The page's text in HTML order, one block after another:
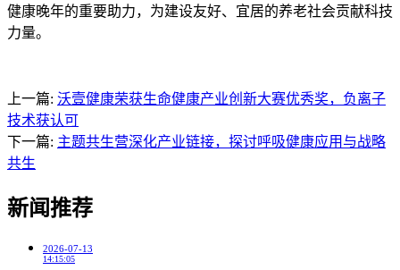
健康晚年的重要助力，为建设友好、宜居的养老社会贡献科技
力量。
上一篇: 沃壹健康荣获生命健康产业创新大赛优秀奖，负离子
技术获认可
下一篇: 主题共生营深化产业链接，探讨呼吸健康应用与战略
共生
新闻推荐
2026-07-13
14:15:05